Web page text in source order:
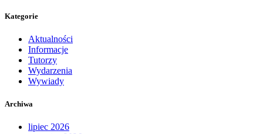
Kategorie
Aktualności
Informacje
Tutorzy
Wydarzenia
Wywiady
Archiwa
lipiec 2026